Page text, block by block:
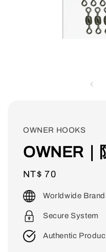
OWNER HOOKS
OWNER｜
Regular
price
NT$ 70
Worldwide
Secure System
Authentic